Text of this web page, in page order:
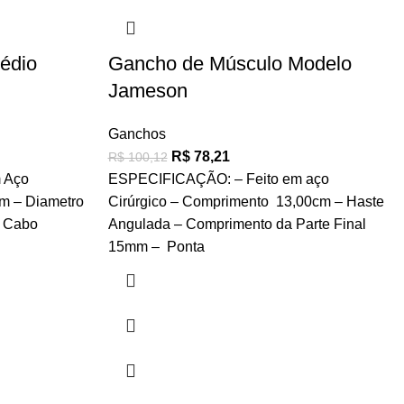
Aço
– Diametro
Cabo
Gancho de Músculo Modelo
Jameson
Ganchos
R$100,12 R$78,21
ESPECIFICAÇÃO: – Feito em aço
Cirúrgico – Comprimento 13,00cm – Haste
Angulada – Comprimento da Parte Final
15mm – Ponta